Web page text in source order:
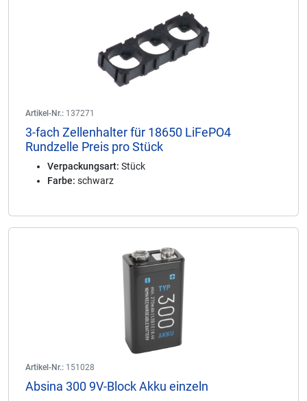
Artikel-Nr.: 137271
3-fach Zellenhalter für 18650 LiFePO4
Rundzelle Preis pro Stück
Verpackungsart: Stück
Farbe: schwarz
Artikel-Nr.: 151028
Absina 300 9V-Block Akku einzeln